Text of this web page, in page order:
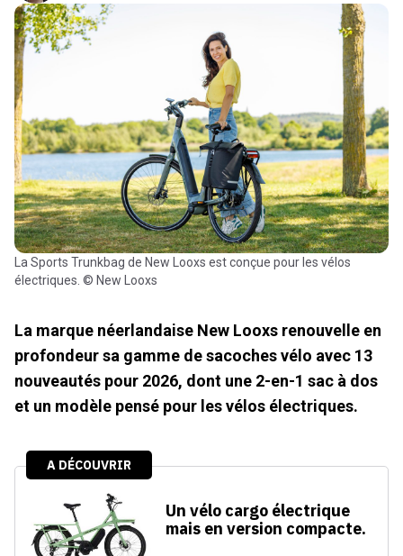
La Sports Trunkbag de New Looxs est conçue pour les vélos
électriques. © New Looxs
La marque néerlandaise New Looxs renouvelle en
profondeur sa gamme de sacoches vélo avec 13
nouveautés pour 2026, dont une 2-en-1 sac à dos
et un modèle pensé pour les vélos électriques.